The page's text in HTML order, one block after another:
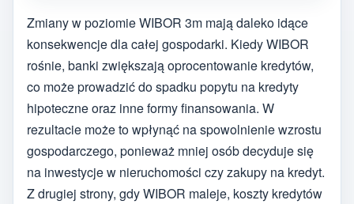
Zmiany w poziomie WIBOR 3m mają daleko idące
konsekwencje dla całej gospodarki. Kiedy WIBOR
rośnie, banki zwiększają oprocentowanie kredytów,
co może prowadzić do spadku popytu na kredyty
hipoteczne oraz inne formy finansowania. W
rezultacie może to wpłynąć na spowolnienie wzrostu
gospodarczego, ponieważ mniej osób decyduje się
na inwestycje w nieruchomości czy zakupy na kredyt.
Z drugiej strony, gdy WIBOR maleje, koszty kredytów